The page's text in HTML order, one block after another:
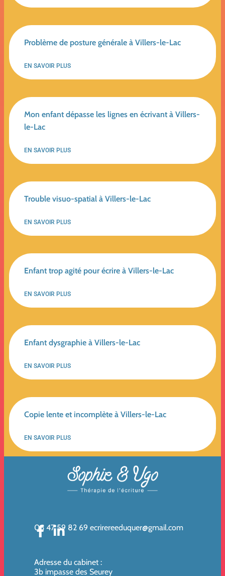
Problème de posture générale à Villers-le-Lac
EN SAVOIR PLUS
Mon enfant dépasse les lignes en écrivant à Villers-
le-Lac
EN SAVOIR PLUS
Trouble visuo-spatial à Villers-le-Lac
EN SAVOIR PLUS
Enfant trop agité pour écrire à Villers-le-Lac
EN SAVOIR PLUS
Enfant dysgraphie à Villers-le-Lac
EN SAVOIR PLUS
Copie lente et incomplète à Villers-le-Lac
EN SAVOIR PLUS
06 47 59 82 69 ecrirereeduquer@gmail.com
Adresse du cabinet :
3b impasse des Seurey